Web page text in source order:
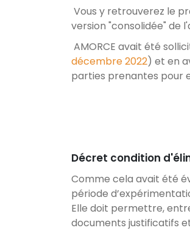
Vous y retrouverez le
version "consolidée" de
AMORCE avait été
décembre 2022) et en
parties prenantes pour
Décret condition
Comme cela avait été
période
Elle doit permettre,
documents justificatifs